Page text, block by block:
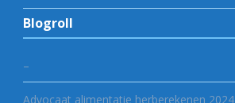
Blogroll
–
Advocaat alimentatie herberekenen 2024